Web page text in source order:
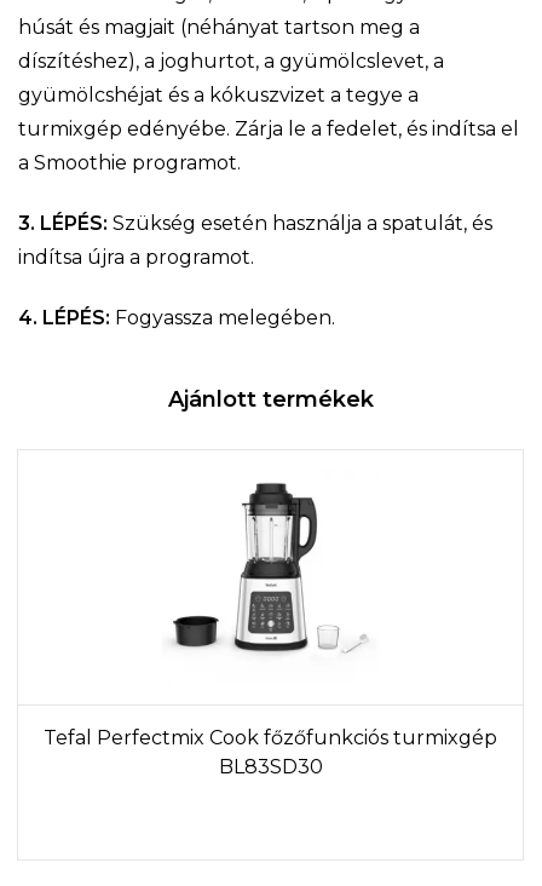
húsát és magjait (néhányat tartson meg a
díszítéshez), a joghurtot, a gyümölcslevet, a
gyümölcshéjat és a kókuszvizet a tegye a
turmixgép edényébe. Zárja le a fedelet, és indítsa el
a Smoothie programot.
3. LÉPÉS: Szükség esetén használja a spatulát, és
indítsa újra a programot.
4. LÉPÉS: Fogyassza melegében.
Ajánlott termékek
Tefal Perfectmix Cook főzőfunkciós turmixgép
BL83SD30